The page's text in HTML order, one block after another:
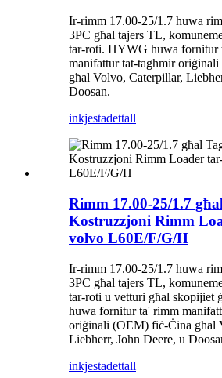
Ir-rimm 17.00-25/1.7 huwa
3PC għal tajers TL,
tar-roti. HYWG huwa fornitur
manifattur tat-tagħmir
għal Volvo, Caterpillar,
Doosan.
inkjestadettall
Rimm 17.00-25/1.7
Kostruzzjoni Rimm
volvo L60E/F/G/H
Ir-rimm 17.00-25/1.7 huwa
3PC għal tajers TL,
tar-roti u vetturi għal skopijiet
huwa fornitur ta' rimm
oriġinali (OEM) fiċ-Ċina għal
Liebherr, John Deere, u
inkjestadettall